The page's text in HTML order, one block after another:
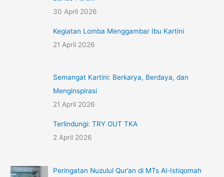
30 April 2026
Kegiatan Lomba Menggambar Ibu Kartini
21 April 2026
Semangat Kartini: Berkarya, Berdaya, dan
Menginspirasi
21 April 2026
Terlindungi: TRY OUT TKA
2 April 2026
Peringatan Nuzulul Qur’an di MTs Al-Istiqomah